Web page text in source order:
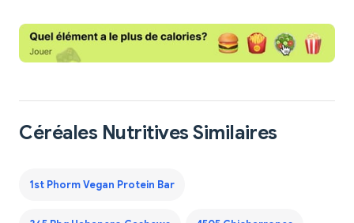
Céréales Nutritives Similaires
1st Phorm Vegan Protein Bar